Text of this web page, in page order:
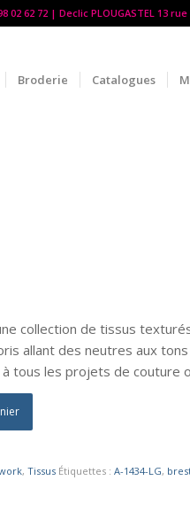
02 62 72 | Declic PLOUGASTEL 13
Broderie Catalogues
collection de tissus
allant des neutres aux
tous les projets de couture
,Tissus Étiquettes :A-1434-LG,